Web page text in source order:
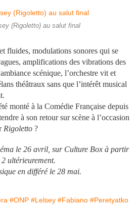
(Rigoletto) au salut final
fluides, modulations sonores qui se
amplifications des vibrations des
scénique, l’orchestre vit et
théâtraux sans que l’intérêt musical
monté à la Comédie Française depuis
à son retour sur scène à l’occasion
Rigoletto ?
le 26 avril, sur Culture Box à partir
ultérieurement.
en différé le 28 mai.
#ONP #Lelsey #Fabiano #Peretyatko